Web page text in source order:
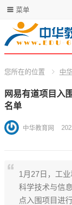
菜单
您所在的位置 中
网易有道项目入
名单
中华教育网
1月27日，工
科学技术与信
点入围项目进